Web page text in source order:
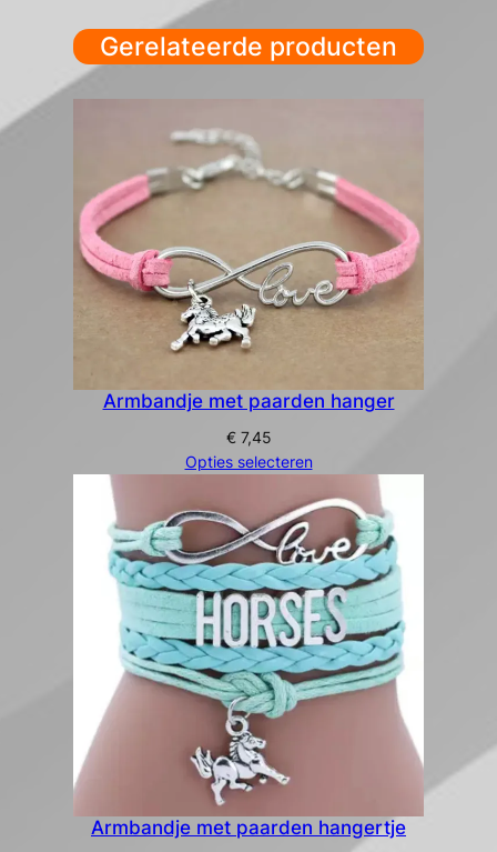
Gerelateerde producten
Armbandje met paarden hanger
€7,45
Opties selecteren
Armbandje met paarden hangertje